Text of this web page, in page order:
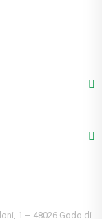
1 – 48026 Godo di